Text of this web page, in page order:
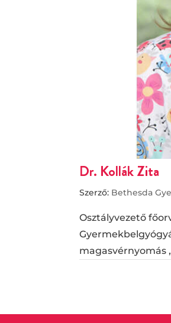
Dr. Kollák Zita
Szerző: Bethesda
Osztályvezető
magasvérnyomás